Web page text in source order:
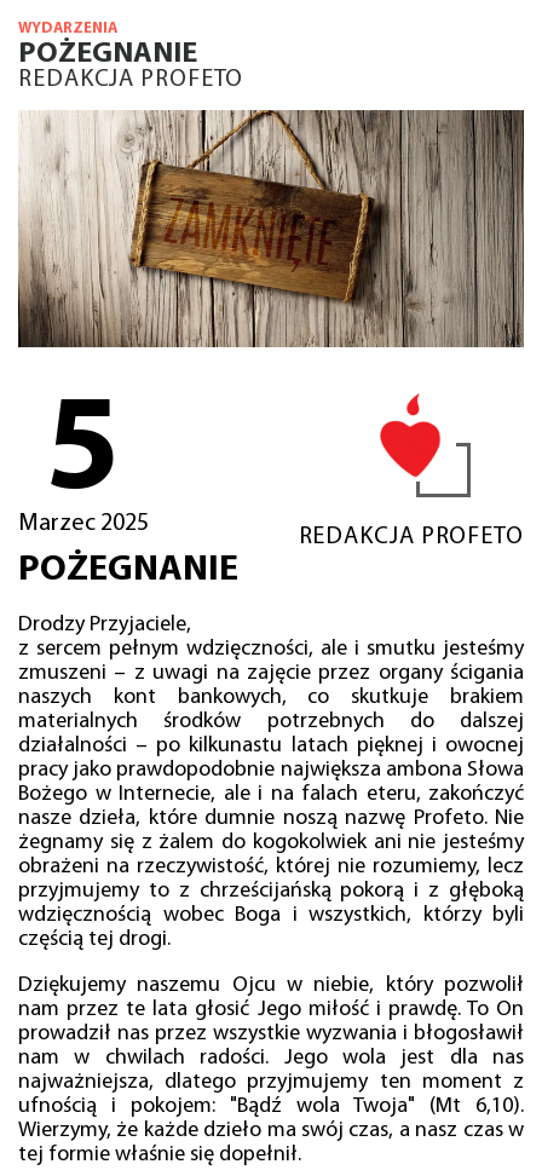
WYDARZENIA
POŻEGNANIE
REDAKCJA PROFETO
5
Marzec 2025
REDAKCJA PROFETO
POŻEGNANIE
Drodzy Przyjaciele,
z sercem pełnym wdzięczności, ale i smutku jesteśmy
zmuszeni – z uwagi na zajęcie przez organy ścigania
naszych kont bankowych, co skutkuje brakiem
materialnych środków potrzebnych do dalszej
działalności – po kilkunastu latach pięknej i owocnej
pracy jako prawdopodobnie największa ambona Słowa
Bożego w Internecie, ale i na falach eteru, zakończyć
nasze dzieła, które dumnie noszą nazwę Profeto. Nie
żegnamy się z żalem do kogokolwiek ani nie jesteśmy
obrażeni na rzeczywistość, której nie rozumiemy, lecz
przyjmujemy to z chrześcijańską pokorą i z głęboką
wdzięcznością wobec Boga i wszystkich, którzy byli
częścią tej drogi.
Dziękujemy naszemu Ojcu w niebie, który pozwolił
nam przez te lata głosić Jego miłość i prawdę. To On
prowadził nas przez wszystkie wyzwania i błogosławił
nam w chwilach radości. Jego wola jest dla nas
najważniejsza, dlatego przyjmujemy ten moment z
ufnością i pokojem: "Bądź wola Twoja" (Mt 6,10).
Wierzymy, że każde dzieło ma swój czas, a nasz czas w
tej formie właśnie się dopełnił.